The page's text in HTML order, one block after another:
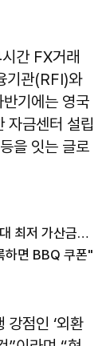
간 FX거래
기관(RFI)와
기에는 영국
자금센터 설립
을 잇는 글로
하나은행, 3억 달러 포모사본드 발행…"역대 최저 가산금리"
하면 BBQ 쿠폰"
강점인 ‘외환